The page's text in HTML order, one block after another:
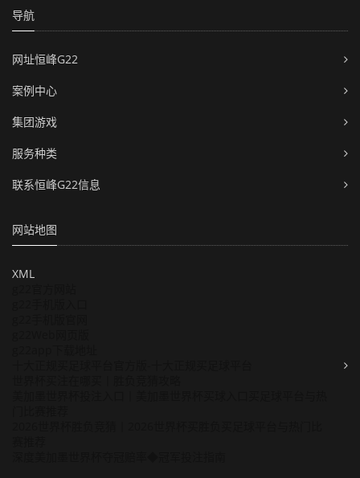
导航
网址恒峰G22
案例中心
集团游戏
服务种类
联系恒峰G22信息
网站地图
XML